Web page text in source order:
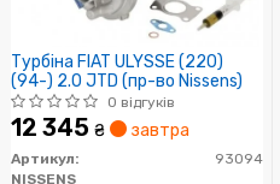
Турбіна FIAT ULYSSE (220)
(94-) 2.0 JTD (пр-во Nissens)
0 відгуків
12 345 ₴ завтра
Артикул:
93094
NISSENS